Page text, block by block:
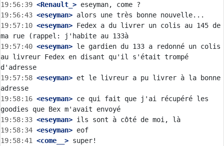
19:56:39 <Renault_>
19:56:43 <eseyman>
19:57:10 <eseyman> Fedex a du livrer un colis au 145 de
19:57:40 <eseyman> le gardien du 133 a redonné un colis
au livreur Fedex en disant qu'il s'était trompé
19:57:58 <eseyman> et le livreur a pu livrer à la bonne
19:58:16 <eseyman> ce qui fait que j'ai récupéré les
19:58:33 <eseyman>
19:58:34 <eseyman>
19:58:41
<come__>